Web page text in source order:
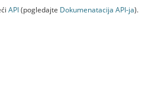
API(pogledajte Dokumenаtаcijа API-jа).